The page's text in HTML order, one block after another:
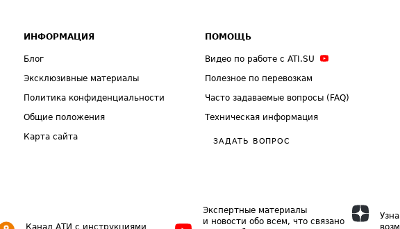
ИНФОРМАЦИЯ
Блог
Эксклюзивные материалы
Политика конфиденциальности
Общие положения
Карта сайта
ПОМОЩЬ
Видео по работе с ATI.SU
Полезное по перевозкам
Часто задаваемые вопросы (FAQ)
Техническая информация
ЗАДАТЬ ВОПРОС
Канал АТИ с инструкциями
Экспертные материалы
и новости обо всем, что связано